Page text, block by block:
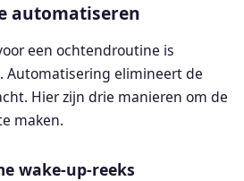
automatiseren
een ochtendroutine is
Automatisering elimineert de
Hier zijn drie manieren om de
maken.
wake-up-reeks